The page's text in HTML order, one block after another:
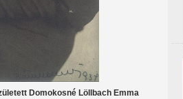
Domokosné Löllbach Emma